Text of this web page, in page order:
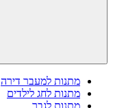
מתנות למעבר דירה
מתנות לחג לילדים
מתנות לגבר